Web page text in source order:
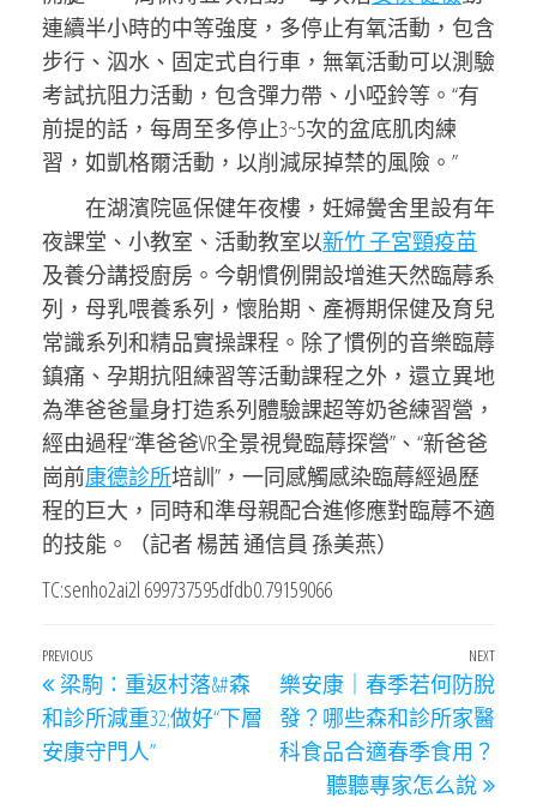
連續半小時的中等強度，多停止有氧活動，包含
步行、泅水、固定式自行車，無氧活動可以測驗
考試抗阻力活動，包含彈力帶、小啞鈴等。“有
前提的話，每周至多停止3~5次的盆底肌肉練
習，如凱格爾活動，以削減尿掉禁的風險。”
在湖濱院區保健年夜樓，妊婦黌舍里設有年
夜課堂、小教室、活動教室以新竹 子宮頸疫苗
及養分講授廚房。今朝慣例開設增進天然臨蓐系
列，母乳喂養系列，懷胎期、產褥期保健及育兒
常識系列和精品實操課程。除了慣例的音樂臨蓐
鎮痛、孕期抗阻練習等活動課程之外，還立異地
為準爸爸量身打造系列體驗課超等奶爸練習營，
經由過程“準爸爸VR全景視覺臨蓐探營”、“新爸爸
崗前康德診所培訓”，一同感觸感染臨蓐經過歷
程的巨大，同時和準母親配合進修應對臨蓐不適
的技能。（記者 楊茜 通信員 孫美燕）
TC:senho2ai2l 699737595dfdb0.79159066
文
章
導
Previous
Post
PREVIOUS
梁駒：重返村落&#森
和診所減重32;做好“下層
安康守門人”
Next
Post
NEXT
樂安康｜春季若何防脫
發？哪些森和診所家醫
科食品合適春季食用？
聽聽專家怎么說